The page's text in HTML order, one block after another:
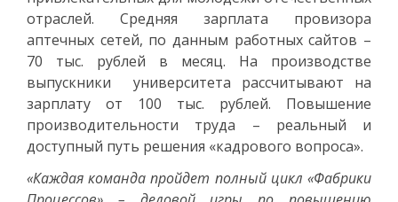
отраслей. Средняя зарплата провизора
аптечных сетей, по данным работных сайтов –
70 тыс. рублей в месяц. На производстве
выпускники университета рассчитывают на
зарплату от 100 тыс. рублей. Повышение
производительности труда – реальный и
доступный путь решения «кадрового вопроса».
«Каждая команда пройдет полный цикл «Фабрики